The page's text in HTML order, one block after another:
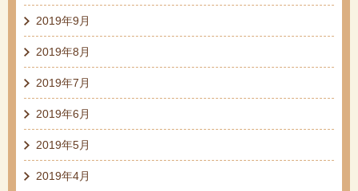
2019年9月
2019年8月
2019年7月
2019年6月
2019年5月
2019年4月